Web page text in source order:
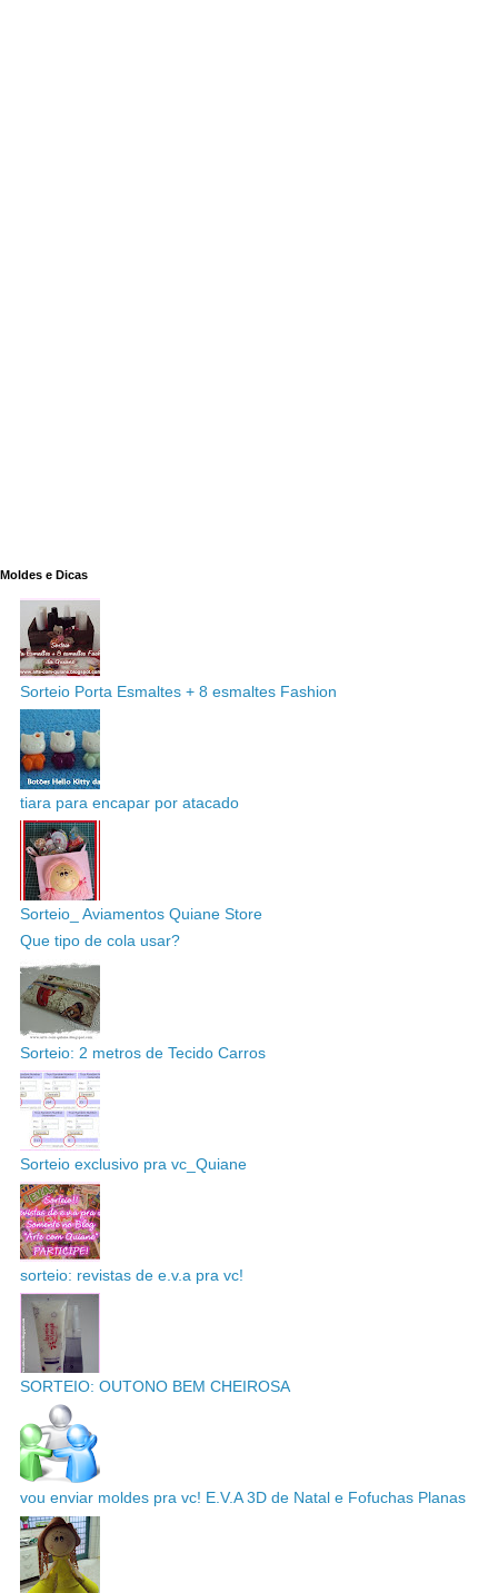
Moldes e Dicas
Sorteio Porta Esmaltes + 8 esmaltes Fashion
tiara para encapar por atacado
Sorteio_ Aviamentos Quiane Store
Que tipo de cola usar?
Sorteio: 2 metros de Tecido Carros
Sorteio exclusivo pra vc_Quiane
sorteio: revistas de e.v.a pra vc!
SORTEIO: OUTONO BEM CHEIROSA
vou enviar moldes pra vc! E.V.A 3D de Natal e Fofuchas Planas